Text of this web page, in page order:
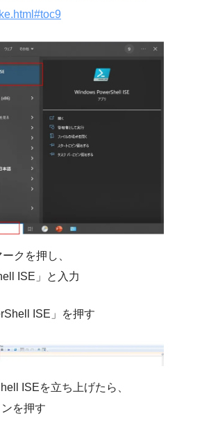
クを押し、
ISE」と入力
ISE」を押す
ISEを立ち上げたら、
を押す